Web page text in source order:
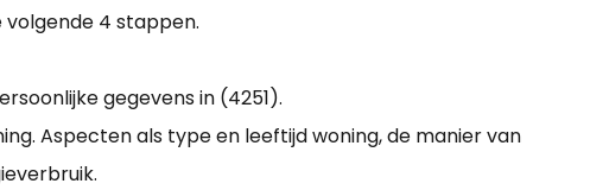
4 stappen.
gegevens in (4251).
Aspecten als type en leeftijd woning, de manier van